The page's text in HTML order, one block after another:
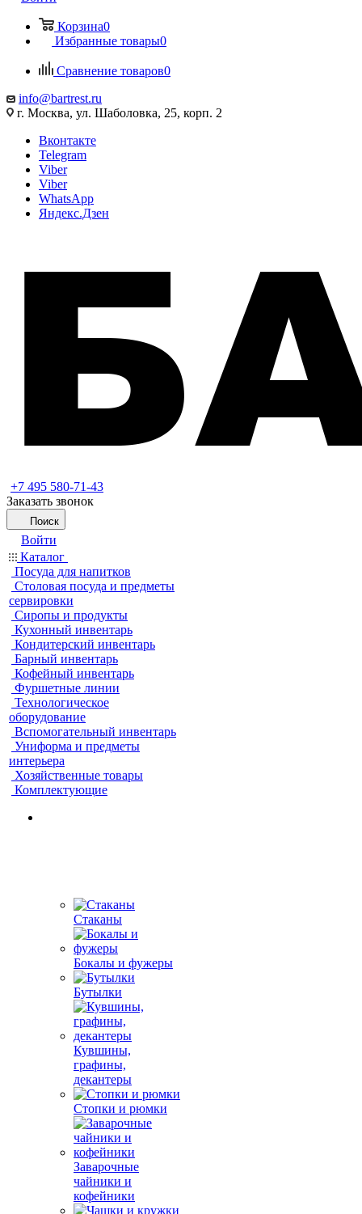
Корзина0
Избранные товары0
Сравнение товаров0
info@bartrest.ru
г. Москва, ул. Шаболовка, 25, корп. 2
Вконтакте
Telegram
Viber
Viber
WhatsApp
Яндекс.Дзен
+7 495 580-71-43
Заказать звонок
Поиск
Войти
Каталог
Посуда для напитков
Столовая посуда и предметы
сервировки
Сиропы и продукты
Кухонный инвентарь
Кондитерский инвентарь
Барный инвентарь
Кофейный инвентарь
Фуршетные линии
Технологическое
оборудование
Вспомогательный инвентарь
Униформа и предметы
интерьера
Хозяйственные товары
Комплектующие
Стаканы
Бокалы и фужеры
Бутылки
Кувшины,
графины,
декантеры
Стопки и рюмки
Заварочные
чайники и
кофейники